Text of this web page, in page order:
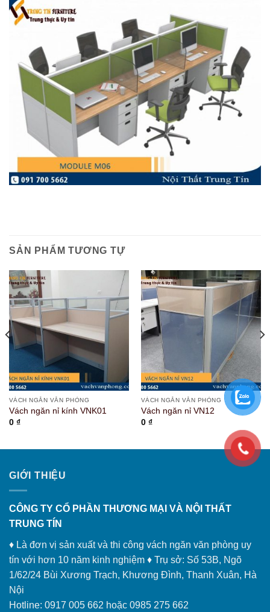
SẢN PHẨM TƯƠNG TỰ
VÁCH NGĂN VĂN PHÒNG
Vách ngăn nỉ kính VNK01
0 ₫
VÁCH NGĂN VĂN PHÒNG
Vách ngăn nỉ VN12
0 ₫
GIỚI THIỆU
CÔNG TY CỔ PHẦN THƯƠNG MẠI VÀ NỘI THẤT
TRUNG TÍN
♦ Là đơn vị sản xuất và thi công vách ngăn văn phòng uy
tín với hơn 10 năm kinh nghiệm ♦ Trụ sở: Số 53B, Ngõ
1/62/24 Bùi Xương Trạch, Khương Đình, Thanh Xuân, Hà
Nội
Hotline: 0917 005 662 hoặc 0985 275 662